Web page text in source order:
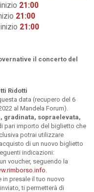
21:00
21:00
21:00
il concerto del
Ridotti
data (recupero del 6
al Mandela Forum).
gradinata, sopraelevata,
pari importo del biglietto che
potrai utilizzare
di un nuovo biglietto
indicazioni:
voucher, seguendo la
.
in presale il tuo nuovo
ti permetterà di